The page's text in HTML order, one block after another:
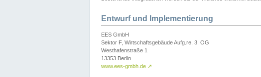
Entwurf und Implementierung
EES GmbH
Sektor F, Wirtschaftsgebäude Aufg.re, 3. OG
Westhafenstraße 1
13353 Berlin
www.ees-gmbh.de ↗